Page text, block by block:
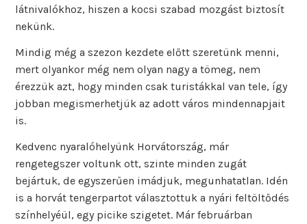
látnivalókhoz, hiszen a kocsi szabad mozgást biztosít
nekünk.
Mindig még a szezon kezdete előtt szeretünk menni,
mert olyankor még nem olyan nagy a tömeg, nem
érezzük azt, hogy minden csak turistákkal van tele, így
jobban megismerhetjük az adott város mindennapjait
is.
Kedvenc nyaralóhelyünk Horvátország, már
rengetegszer voltunk ott, szinte minden zugát
bejártuk, de egyszerűen imádjuk, megunhatatlan. Idén
is a horvát tengerpartot választottuk a nyári feltöltődés
színhelyéül, egy picike szigetet. Már februárban